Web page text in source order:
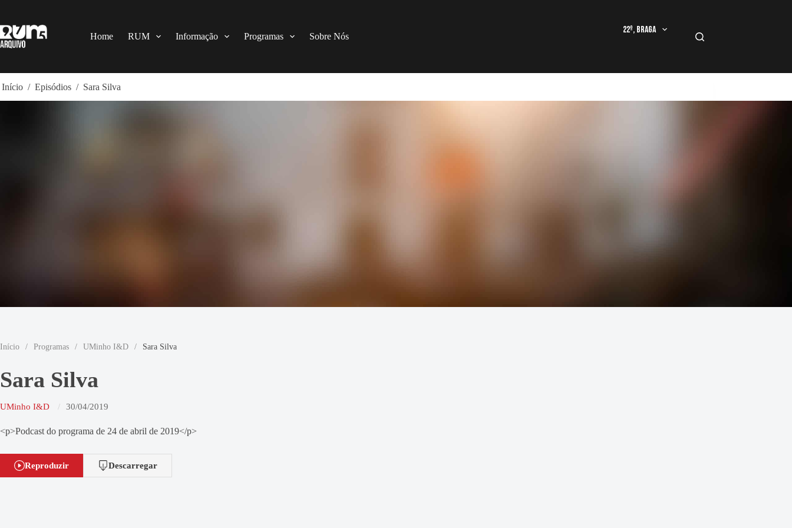
o
conteúdo
Home RUM Informação Programas Sobre Nós
22º, Braga
Início / Episódios / Sara Silva
Início / Programas / UMinho I&D / Sara Silva
Sara Silva
UMinho I&D 30/04/2019
<p>Podcast do programa de 24 de abril de 2019</p>
Reproduzir Descarregar